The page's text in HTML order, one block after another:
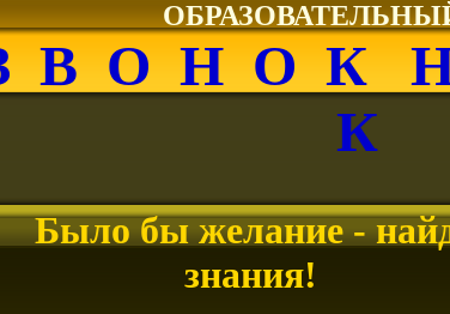
00:43
В О Н О К
К
Было бы желание -
знания!